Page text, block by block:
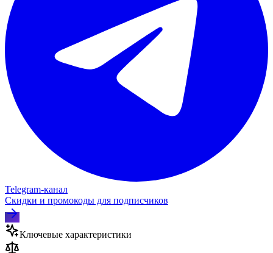
Telegram‑канал
Скидки и промокоды для подписчиков
Ключевые характеристики